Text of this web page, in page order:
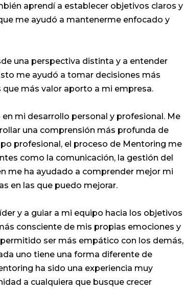
aprendí a establecer objetivos claros y
me ayudó a mantenerme enfocado y
una perspectiva distinta y a entender
me ayudó a tomar decisiones más
más valor aporto a mi empresa.
mi desarrollo personal y profesional. Me
una comprensión más profunda de
profesional, el proceso de Mentoring me
como la comunicación, la gestión del
me ha ayudado a comprender mejor mi
en las que puedo mejorar.
y a guiar a mi equipo hacia los objetivos
consciente de mis propias emociones y
ser más empático con los demás,
uno tiene una forma diferente de
ha sido una experiencia muy
a cualquiera que busque crecer